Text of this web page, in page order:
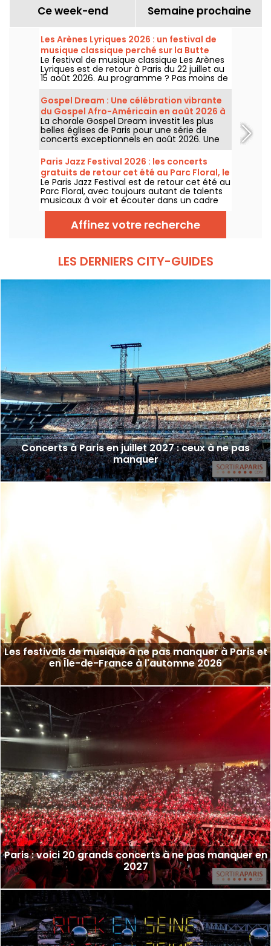
Ce week-end Semaine prochaine
Les Arènes Lyriques 2026 : un festival de
musique classique perché sur la Butte
Montmartre
Le festival de musique classique Les Arènes
Lyriques est de retour à Paris du 22 juillet au
15 août 2026. Au programme ? Pas moins de
16 concerts donnés au sein des Arènes de
Montmartre, un cadre idyllique pour écouter
les grands classiques.
Gospel Dream : Une célébration vibrante
du Gospel Afro-Américain en août 2026 à
Paris
La chorale Gospel Dream investit les plus
belles églises de Paris pour une série de
concerts exceptionnels en août 2026. Une
expérience musicale unique qui célèbre
l'espoir, l'unité et la résilience à travers les
chants authentiques de l'Église Afro-
Américaine.
Paris Jazz Festival 2026 : les concerts
gratuits de retour cet été au Parc Floral, le
programme
Le Paris Jazz Festival est de retour cet été au
Parc Floral, avec toujours autant de talents
musicaux à voir et écouter dans un cadre
bucolique. Voici le programme des concerts
gratuits à découvrir du 24 juin au 6
septembre 2026 !
Affinez votre recherche
LES DERNIERS CITY-GUIDES
Concerts à Paris en juillet 2027 : ceux à ne pas
manquer
Les festivals de musique à ne pas manquer à Paris et
en Île-de-France à l'automne 2026
Paris : voici 20 grands concerts à ne pas manquer en
2027